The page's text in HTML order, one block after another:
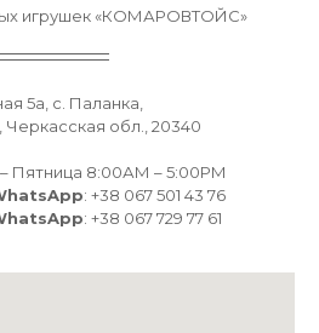
игрушек «КОМАРОВТОЙС»
5а, с. Паланка,
Черкасская обл., 20340
Пятница 8:00АМ – 5:00РМ
: +38 067 501 43 76
: +38 067 729 77 61